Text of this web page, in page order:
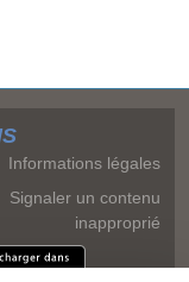
Informations légales
Signaler un contenu
inapproprié